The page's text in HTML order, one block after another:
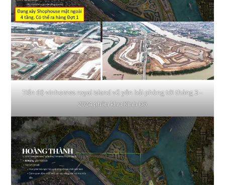
Tiến độ vinhomes royal island vũ yên hải phòng tới tháng 3 –
2024 phân khu Kinh Đô